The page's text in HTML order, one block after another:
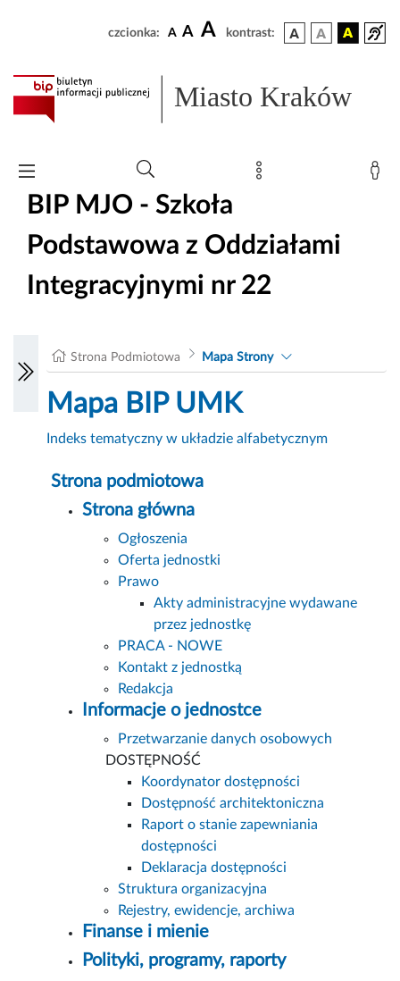
czcionka: A A A kontrast:
Miasto Kraków
BIP MJO - Szkoła
Podstawowa z Oddziałami
Integracyjnymi nr 22
Strona Podmiotowa Mapa Strony
Mapa BIP UMK
Indeks tematyczny w układzie alfabetycznym
Strona podmiotowa
Strona główna
Ogłoszenia
Oferta jednostki
Prawo
Akty administracyjne wydawane
przez jednostkę
PRACA - NOWE
Kontakt z jednostką
Redakcja
Informacje o jednostce
Przetwarzanie danych osobowych
DOSTĘPNOŚĆ
Koordynator dostępności
Dostępność architektoniczna
Raport o stanie zapewniania
dostępności
Deklaracja dostępności
Struktura organizacyjna
Rejestry, ewidencje, archiwa
Finanse i mienie
Polityki, programy, raporty